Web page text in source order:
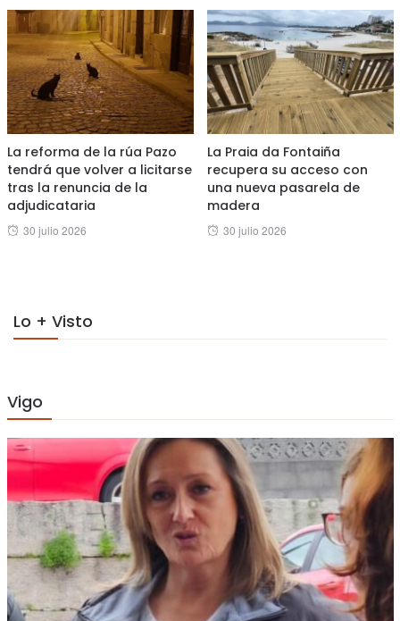
La reforma de la rúa Pazo
tendrá que volver a licitarse
tras la renuncia de la
adjudicataria
Posted
30 julio 2026
La Praia da Fontaiña
recupera su acceso con
una nueva pasarela de
madera
Posted
30 julio 2026
Lo + Visto
Vigo